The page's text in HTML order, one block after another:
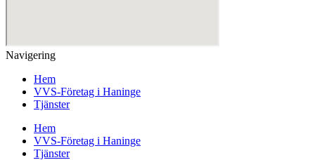
Navigering
Hem
VVS-Företag i Haninge
Tjänster
Hem
VVS-Företag i Haninge
Tjänster